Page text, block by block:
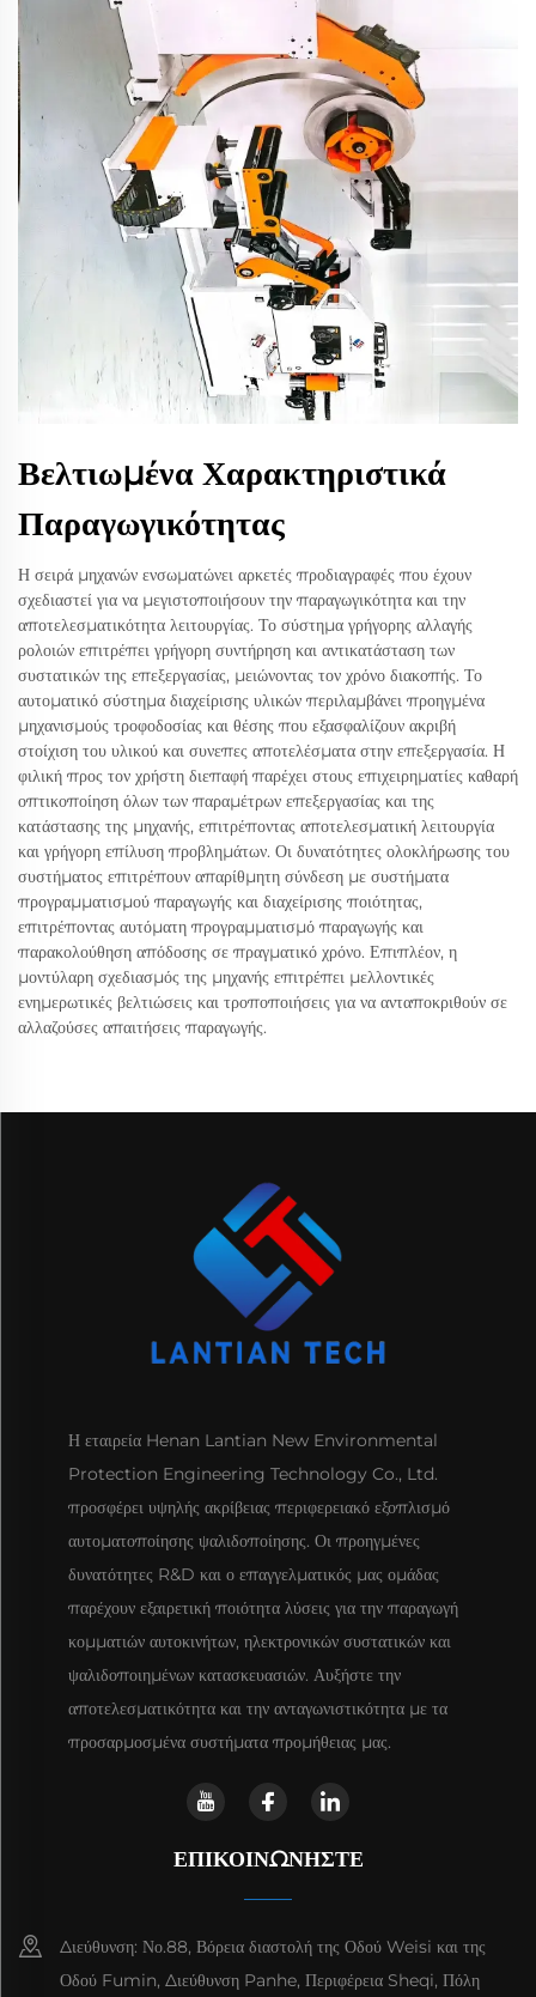
Βελτιωμένα Χαρακτηριστικά
Παραγωγικότητας
Η σειρά μηχανών ενσωματώνει αρκετές προδιαγραφές που έχουν
σχεδιαστεί για να μεγιστοποιήσουν την παραγωγικότητα και την
αποτελεσματικότητα λειτουργίας. Το σύστημα γρήγορης αλλαγής
ρολοιών επιτρέπει γρήγορη συντήρηση και αντικατάσταση των
συστατικών της επεξεργασίας, μειώνοντας τον χρόνο διακοπής. Το
αυτοματικό σύστημα διαχείρισης υλικών περιλαμβάνει προηγμένα
μηχανισμούς τροφοδοσίας και θέσης που εξασφαλίζουν ακριβή
στοίχιση του υλικού και συνεπες αποτελέσματα στην επεξεργασία. Η
φιλική προς τον χρήστη διεπαφή παρέχει στους επιχειρηματίες καθαρή
οπτικοποίηση όλων των παραμέτρων επεξεργασίας και της
κατάστασης της μηχανής, επιτρέποντας αποτελεσματική λειτουργία
και γρήγορη επίλυση προβλημάτων. Οι δυνατότητες ολοκλήρωσης του
συστήματος επιτρέπουν απαρίθμητη σύνδεση με συστήματα
προγραμματισμού παραγωγής και διαχείρισης ποιότητας,
επιτρέποντας αυτόματη προγραμματισμό παραγωγής και
παρακολούθηση απόδοσης σε πραγματικό χρόνο. Επιπλέον, η
μοντύλαρη σχεδιασμός της μηχανής επιτρέπει μελλοντικές
ενημερωτικές βελτιώσεις και τροποποιήσεις για να ανταποκριθούν σε
αλλαζούσες απαιτήσεις παραγωγής.
Η εταιρεία Henan Lantian New Environmental
Protection Engineering Technology Co., Ltd.
προσφέρει υψηλής ακρίβειας περιφερειακό εξοπλισμό
αυτοματοποίησης ψαλιδοποίησης. Οι προηγμένες
δυνατότητες R&D και ο επαγγελματικός μας ομάδας
παρέχουν εξαιρετική ποιότητα λύσεις για την παραγωγή
κομματιών αυτοκινήτων, ηλεκτρονικών συστατικών και
ψαλιδοποιημένων κατασκευασιών. Αυξήστε την
αποτελεσματικότητα και την ανταγωνιστικότητα με τα
προσαρμοσμένα συστήματα προμήθειας μας.
ΕΠΙΚΟΙΝΩΝΉΣΤΕ
Διεύθυνση: Νο.88, Βόρεια διαστολή της Οδού Weisi και της
Οδού Fumin, Διεύθυνση Panhe, Περιφέρεια Sheqi, Πόλη